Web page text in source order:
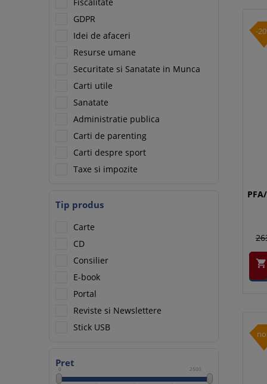
GDPR
Idei de afaceri
Resurse umane
Securitate si Sanatate in Munca
Carti utile
Sanatate
Administratie publica
Carti de parenting
Carti despre sport
Taxe si impozite
Tip produs
Carte
CD
Consilier
E-book
Portal
Reviste si Newslettere
Stick USB
Pret
0 2500
-
